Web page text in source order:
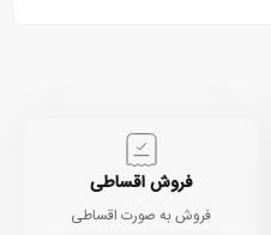
فروش اقساطی
فروش به صورت اقساطی